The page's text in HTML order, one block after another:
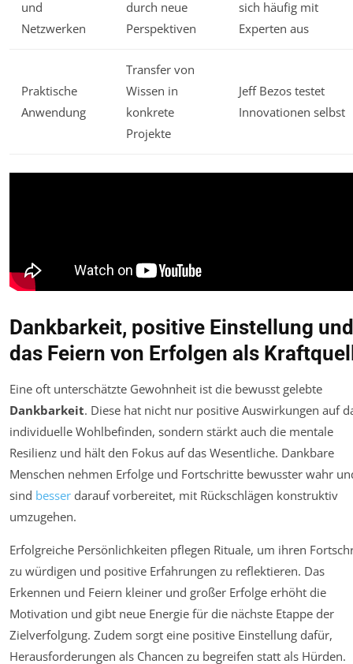
und
Netzwerken
durch neue
Perspektiven
sich häufig mit
Experten aus
Praktische
Anwendung
Transfer von
Wissen in
konkrete
Projekte
Jeff Bezos testet
Innovationen selbst
Dankbarkeit, positive Einstellung und
das Feiern von Erfolgen als
Eine oft unterschätzte Gewohnheit ist die bewusst gelebte
Dankbarkeit. Diese hat nicht nur positive Auswirkungen auf
individuelle Wohlbefinden, sondern stärkt auch die mentale
Resilienz und hält den Fokus auf das Wesentliche. Dankbare
Menschen nehmen Erfolge und Fortschritte bewusster wahr
sind besser darauf vorbereitet, mit Rückschlägen konstruktiv
umzugehen.
Erfolgreiche Persönlichkeiten pflegen Rituale, um ihren
zu würdigen und positive Erfahrungen zu reflektieren. Das
Erkennen und Feiern kleiner und großer Erfolge erhöht die
Motivation und gibt neue Energie für die nächste Etappe der
Zielverfolgung. Zudem sorgt eine positive Einstellung dafür,
Herausforderungen als Chancen zu begreifen statt als Hürden.